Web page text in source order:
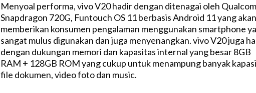
Menyoal performa, vivo V20 hadir dengan ditenagai oleh
Snapdragon 720G, Funtouch OS 11 berbasis Android 11 yang akan
memberikan konsumen pengalaman menggunakan smartphone
sangat mulus digunakan dan juga menyenangkan. vivo V20 juga
dengan dukungan memori dan kapasitas internal yang besar 8GB
RAM + 128GB ROM yang cukup untuk menampung banyak
file dokumen, video foto dan music.